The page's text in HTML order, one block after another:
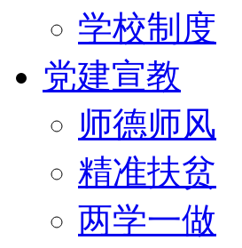
学校制度
党建宣教
师德师风
精准扶贫
两学一做